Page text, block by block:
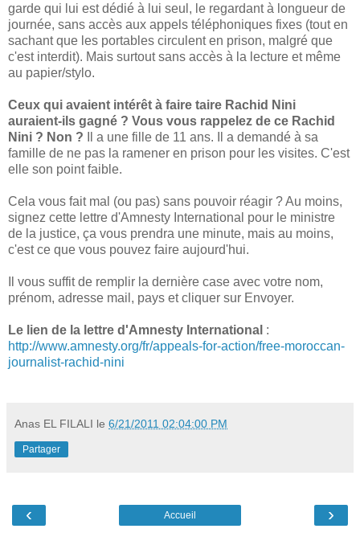
garde qui lui est dédié à lui seul, le regardant à longueur de
journée, sans accès aux appels téléphoniques fixes (tout en
sachant que les portables circulent en prison, malgré que
c'est interdit). Mais surtout sans accès à la lecture et même
au papier/stylo.
Ceux qui avaient intérêt à faire taire Rachid Nini
auraient-ils gagné ? Vous vous rappelez de ce Rachid
Nini ? Non ? Il a une fille de 11 ans. Il a demandé à sa
famille de ne pas la ramener en prison pour les visites. C'est
elle son point faible.
Cela vous fait mal (ou pas) sans pouvoir réagir ? Au moins,
signez cette lettre d'Amnesty International pour le ministre
de la justice, ça vous prendra une minute, mais au moins,
c'est ce que vous pouvez faire aujourd'hui.
Il vous suffit de remplir la dernière case avec votre nom,
prénom, adresse mail, pays et cliquer sur Envoyer.
Le lien de la lettre d'Amnesty International :
http://www.amnesty.org/fr/appeals-for-action/free-moroccan-
journalist-rachid-nini
Anas EL FILALI le 6/21/2011 02:04:00 PM
Partager
‹ ›
Accueil